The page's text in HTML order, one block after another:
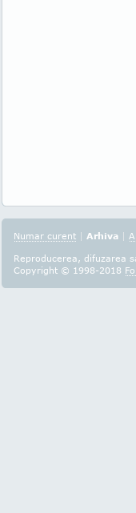
Numar curent | Arhiva |
Reproducerea, difuzarea
Copyright © 1998-2018